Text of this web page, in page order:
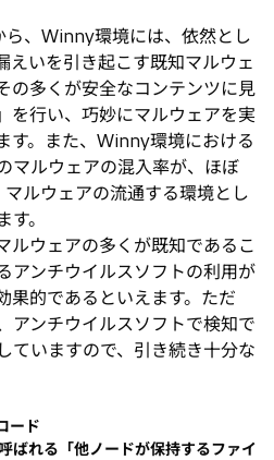
、Winny環境には、依然とし
いを引き起こす既知マルウェ
の多くが安全なコンテンツに見
を行い、巧妙にマルウェアを実
す。また、Winny環境における
マルウェアの混入率が、ほぼ
ルウェアの流通する環境とし
。
ルウェアの多くが既知であるこ
アンチウイルスソフトの利用が
果的であるといえます。ただ
アンチウイルスソフトで検知で
ていますので、引き続き十分な
ード
ばれる「他ノードが保持するファイ